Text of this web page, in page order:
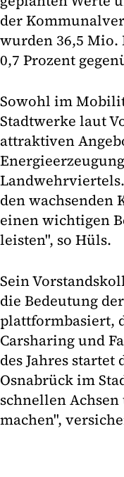
der
wurden 36,5 Mio.
0,7 Prozent
Sowohl im
Stadtwerke laut
attraktiven
den wachsenden
einen wichtigen
leisten", so Hüls.
Sein
die Bedeutung
plattformbasiert,
Carsharing und
des Jahres
Osnabrück im
schnellen
machen",